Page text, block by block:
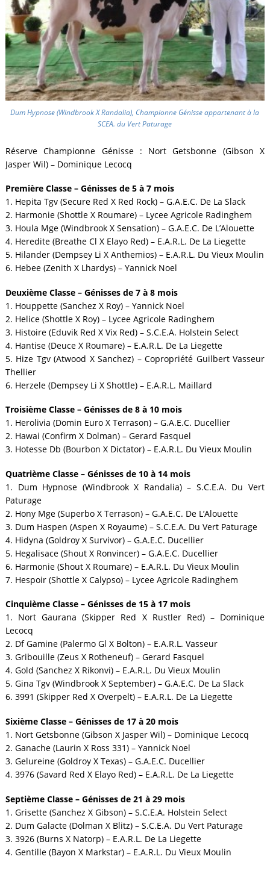
Dum Hypnose (Windbrook X Randalia), Championne Génisse appartenant à la
SCEA. du Vert Paturage
Réserve Championne Génisse : Nort Getsbonne (Gibson X
Jasper Wil) – Dominique Lecocq
Première Classe – Génisses de 5 à 7 mois
1. Hepita Tgv (Secure Red X Red Rock) – G.A.E.C. De La Slack
2. Harmonie (Shottle X Roumare) – Lycee Agricole Radinghem
3. Houla Mge (Windbrook X Sensation) – G.A.E.C. De L’Alouette
4. Heredite (Breathe Cl X Elayo Red) – E.A.R.L. De La Liegette
5. Hilander (Dempsey Li X Anthemios) – E.A.R.L. Du Vieux Moulin
6. Hebee (Zenith X Lhardys) – Yannick Noel
Deuxième Classe – Génisses de 7 à 8 mois
1. Houppette (Sanchez X Roy) – Yannick Noel
2. Helice (Shottle X Roy) – Lycee Agricole Radinghem
3. Histoire (Eduvik Red X Vix Red) – S.C.E.A. Holstein Select
4. Hantise (Deuce X Roumare) – E.A.R.L. De La Liegette
5. Hize Tgv (Atwood X Sanchez) – Copropriété Guilbert Vasseur
Thellier
6. Herzele (Dempsey Li X Shottle) – E.A.R.L. Maillard
Troisième Classe – Génisses de 8 à 10 mois
1. Herolivia (Domin Euro X Terrason) – G.A.E.C. Ducellier
2. Hawai (Confirm X Dolman) – Gerard Fasquel
3. Hotesse Db (Bourbon X Dictator) – E.A.R.L. Du Vieux Moulin
Quatrième Classe – Génisses de 10 à 14 mois
1. Dum Hypnose (Windbrook X Randalia) – S.C.E.A. Du Vert
Paturage
2. Hony Mge (Superbo X Terrason) – G.A.E.C. De L’Alouette
3. Dum Haspen (Aspen X Royaume) – S.C.E.A. Du Vert Paturage
4. Hidyna (Goldroy X Survivor) – G.A.E.C. Ducellier
5. Hegalisace (Shout X Ronvincer) – G.A.E.C. Ducellier
6. Harmonie (Shout X Roumare) – E.A.R.L. Du Vieux Moulin
7. Hespoir (Shottle X Calypso) – Lycee Agricole Radinghem
Cinquième Classe – Génisses de 15 à 17 mois
1. Nort Gaurana (Skipper Red X Rustler Red) – Dominique
Lecocq
2. Df Gamine (Palermo Gl X Bolton) – E.A.R.L. Vasseur
3. Gribouille (Zeus X Rotheneuf) – Gerard Fasquel
4. Gold (Sanchez X Rikonvi) – E.A.R.L. Du Vieux Moulin
5. Gina Tgv (Windbrook X September) – G.A.E.C. De La Slack
6. 3991 (Skipper Red X Overpelt) – E.A.R.L. De La Liegette
Sixième Classe – Génisses de 17 à 20 mois
1. Nort Getsbonne (Gibson X Jasper Wil) – Dominique Lecocq
2. Ganache (Laurin X Ross 331) – Yannick Noel
3. Gelureine (Goldroy X Texas) – G.A.E.C. Ducellier
4. 3976 (Savard Red X Elayo Red) – E.A.R.L. De La Liegette
Septième Classe – Génisses de 21 à 29 mois
1. Grisette (Sanchez X Gibson) – S.C.E.A. Holstein Select
2. Dum Galacte (Dolman X Blitz) – S.C.E.A. Du Vert Paturage
3. 3926 (Burns X Natorp) – E.A.R.L. De La Liegette
4. Gentille (Bayon X Markstar) – E.A.R.L. Du Vieux Moulin